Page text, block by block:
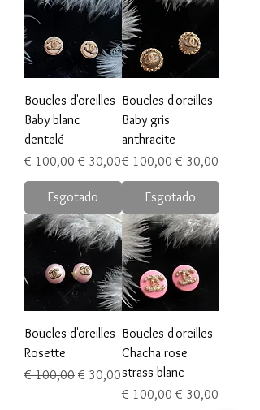
Boucles d'oreilles
Baby blanc
dentelé
Preço normal
€ 100,00 Preço promocional
€ 30,00
Esgotado
Boucles d'oreilles
Baby gris
anthracite
Preço normal
€ 100,00 Preço
€ 30,00
Esgotado
Boucles d'oreilles
Rosette
Preço normal
€ 100,00 Preço promocional
€ 30,00
Boucles d'oreilles
Chacha rose
strass blanc
Preço normal
€ 100,00 Preço
€ 30,00